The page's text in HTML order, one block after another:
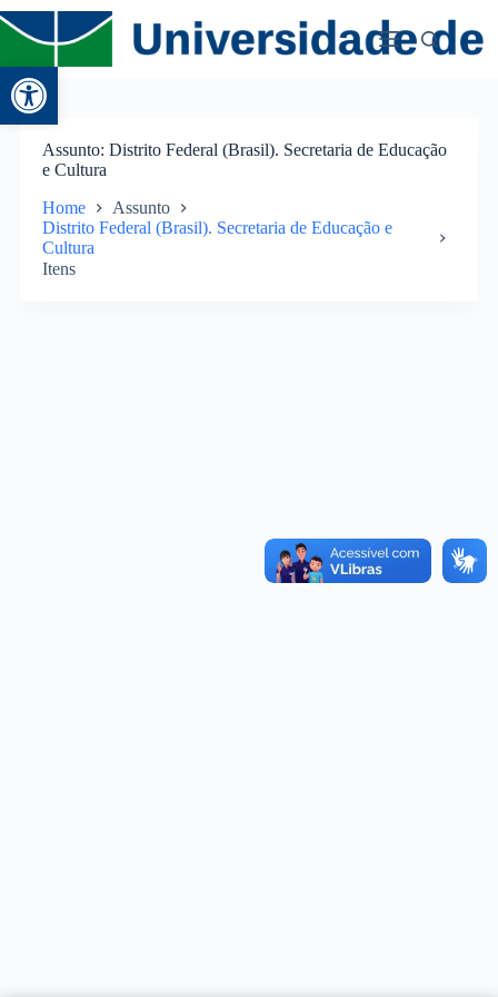
Abrir a barra de ferramentas
Assunto Distrito Federal (Brasil). Secretaria de Educação
e Cultura
Home
Assunto
Distrito Federal (Brasil). Secretaria de Educação e
Cultura
Itens